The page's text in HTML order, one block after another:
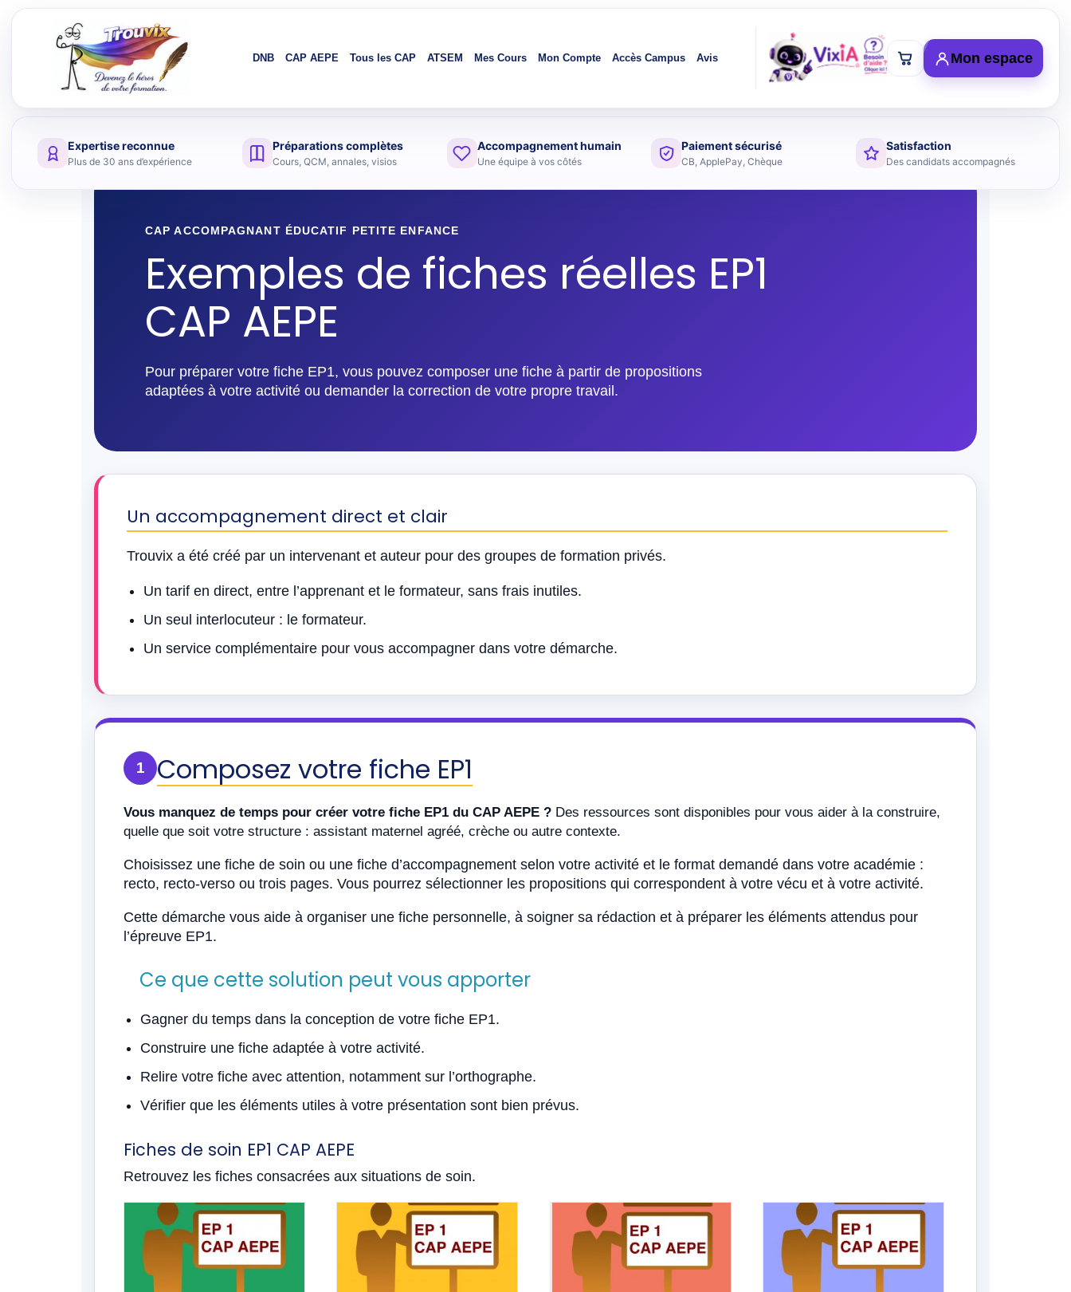
DNB CAP AEPE Tous les CAP ATSEM Mes Cours Mon Compte Accès Campus Avis Mon espace
Expertise reconnue
Plus de 30 ans d’expérience
Préparations complètes
Cours, QCM, annales, visios
Accompagnement humain
Une équipe à vos côtés
Paiement sécurisé
CB, ApplePay, Chèque
Satisfaction
Des candidats accompagnés
Aller au contenu
CAP ACCOMPAGNANT ÉDUCATIF PETITE ENFANCE
Exemples de fiches réelles EP1
CAP AEPE
Pour préparer votre fiche EP1, vous pouvez composer une fiche à partir de propositions
adaptées à votre activité ou demander la correction de votre propre travail.
Un accompagnement direct et clair
Trouvix a été créé par un intervenant et auteur pour des groupes de formation privés.
Un tarif en direct, entre l’apprenant et le formateur, sans frais inutiles.
Un seul interlocuteur : le formateur.
Un service complémentaire pour vous accompagner dans votre démarche.
1 Composez votre fiche EP1
Vous manquez de temps pour créer votre fiche EP1 du CAP AEPE ? Des ressources sont disponibles pour vous aider à la construire,
quelle que soit votre structure : assistant maternel agréé, crèche ou autre contexte.
Choisissez une fiche de soin ou une fiche d’accompagnement selon votre activité et le format demandé dans votre académie :
recto, recto-verso ou trois pages. Vous pourrez sélectionner les propositions qui correspondent à votre vécu et à votre activité.
Cette démarche vous aide à organiser une fiche personnelle, à soigner sa rédaction et à préparer les éléments attendus pour
l’épreuve EP1.
Ce que cette solution peut vous apporter
Gagner du temps dans la conception de votre fiche EP1.
Construire une fiche adaptée à votre activité.
Relire votre fiche avec attention, notamment sur l’orthographe.
Vérifier que les éléments utiles à votre présentation sont bien prévus.
Fiches de soin EP1 CAP AEPE
Retrouvez les fiches consacrées aux situations de soin.